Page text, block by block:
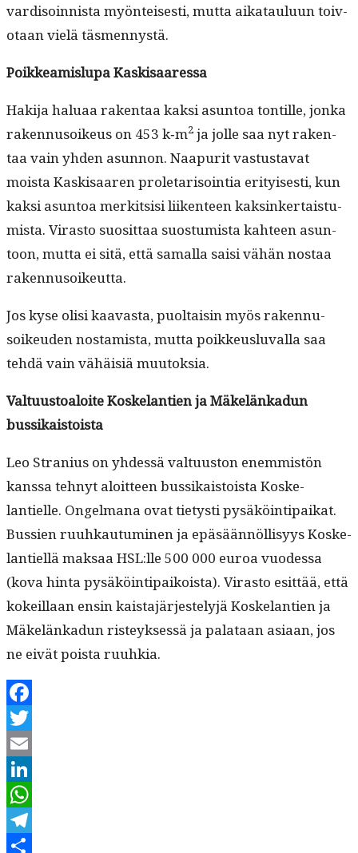
vardis­oin­nista myön­teis­es­ti, mut­ta aikataulu­un toiv­
otaan vielä täsmennystä.
Poikkeamis­lu­pa Kaskisaaressa
Hak­i­ja halu­aa rak­en­taa kak­si asun­toa ton­tille, jon­ka
raken­nu­soikeus on 453 k‑m2 ja jolle saa nyt rak­en­
taa vain yhden asun­non. Naa­pu­rit vas­tus­ta­vat
moista Kask­isaaren pro­le­tarisoin­tia eri­tyis­es­ti, kun
kak­si asun­toa merk­it­sisi liiken­teen kaksinker­tais­tu­
mista. Viras­to suosit­taa suos­tu­mista kah­teen asun­
toon, mut­ta ei sitä, että samal­la saisi vähän nos­taa
rakennusoikeutta.
Jos kyse olisi kaavas­ta, puoltaisin myös raken­nu­
soikeu­den nos­tamista, mut­ta poikkeuslu­val­la saa
tehdä vain vähäisiä muutoksia.
Val­tu­us­toaloite Koske­lantien ja Mäkelänkadun
bussikaistoista
Leo Stra­nius on yhdessä val­tu­us­ton enem­mistön
kanssa tehnyt aloit­teen bus­sikaistoista Koske­
lantielle. Ongel­mana ovat tietysti pysäköin­tipaikat.
Bussien ruuhkau­tu­mi­nen ja epäsään­nöl­lisyys Koske­
lantiel­lä mak­saa HSL:lle 500 000 euroa vuodessa
(kova hin­ta pysäköin­tipaikoista). Viras­to esit­tää, että
kokeil­laan ensin kaista­jär­jeste­lyjä Koske­lantien ja
Mäkelänkadun risteyk­sessä ja palataan asi­aan, jos
ne eivät poista ruuhkia.
Facebook
Twitter
Email
LinkedIn
WhatsApp
Telegram